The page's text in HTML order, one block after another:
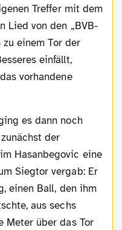
Treffer mit dem
Lied von den „BVB-
zu einem Tor der
einfällt,
vorhandene
der
Hasanbegovic eine
Siegtor vergab: Er
einen Ball, den ihm
aus sechs
Meter über das Tor